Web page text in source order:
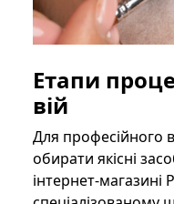
Етапи
вій
Для професійного
обирати якісні
інтернет-